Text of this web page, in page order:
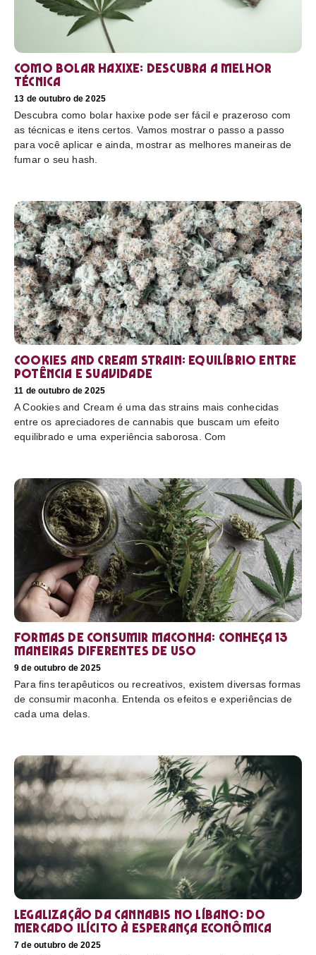
Como bolar haxixe: Descubra a melhor
técnica
13 de outubro de 2025
Descubra como bolar haxixe pode ser fácil e prazeroso com
as técnicas e itens certos. Vamos mostrar o passo a passo
para você aplicar e ainda, mostrar as melhores maneiras de
fumar o seu hash.
Cookies and Cream Strain: equilíbrio entre
potência e suavidade
11 de outubro de 2025
A Cookies and Cream é uma das strains mais conhecidas
entre os apreciadores de cannabis que buscam um efeito
equilibrado e uma experiência saborosa. Com
Formas de consumir maconha: conheça 13
maneiras diferentes de uso
9 de outubro de 2025
Para fins terapêuticos ou recreativos, existem diversas formas
de consumir maconha. Entenda os efeitos e experiências de
cada uma delas.
Legalização da cannabis no Líbano: do
mercado ilícito à esperança econômica
7 de outubro de 2025